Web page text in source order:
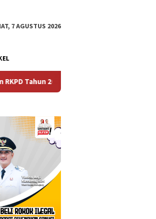
7 AGUSTUS 2026
Wilayah Kecamatan Gempol